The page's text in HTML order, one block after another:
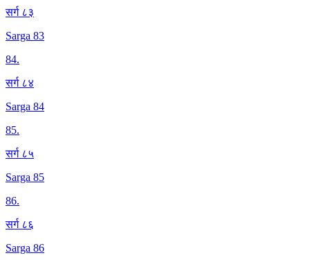
सर्ग ८३
Sarga 83
84.
सर्ग ८४
Sarga 84
85.
सर्ग ८५
Sarga 85
86.
सर्ग ८६
Sarga 86